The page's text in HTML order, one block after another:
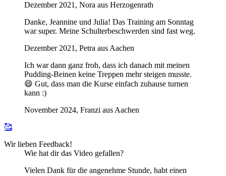
Dezember 2021, Nora aus Herzogenrath
Danke, Jeannine und Julia! Das Training am Sonntag
war super. Meine Schulterbeschwerden sind fast weg.
Dezember 2021, Petra aus Aachen
Ich war dann ganz froh, dass ich danach mit meinen
Pudding-Beinen keine Treppen mehr steigen musste.
😄 Gut, dass man die Kurse einfach zuhause turnen
kann :)
November 2024, Franzi aus Aachen
🥰
Wir lieben Feedback!
Wie hat dir das Video gefallen?
Vielen Dank für die angenehme Stunde, habt einen